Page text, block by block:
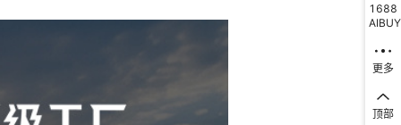
1688
AIBUY
更多
顶部